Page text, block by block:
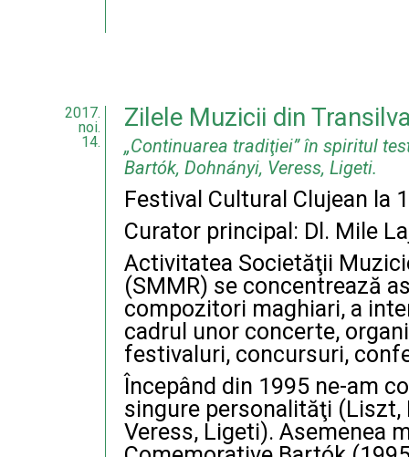
2017.
noi.
14.
Zilele Muzicii din
„Continuarea tradiţiei” în spiritul
Bartók, Dohnányi, Veress, Ligeti.
Festival Cultural Clujean la
Curator principal: Dl. Mile
Activitatea Societăţii
(SMMR) se concentrează
compozitori maghiari, a
cadrul unor concerte,
festivaluri, concursuri,
Începând din 1995 ne-am
singure personalităţi (Liszt,
Veress, Ligeti). Asemenea